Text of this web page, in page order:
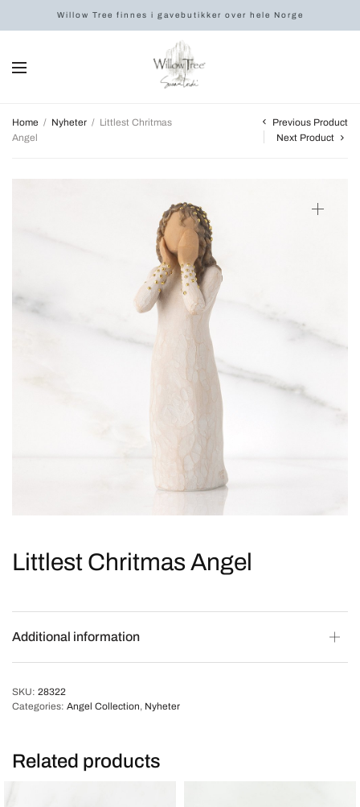
Willow Tree finnes i gavebutikker over hele Norge
Home / Nyheter / Littlest Chritmas
Angel
Previous Product
Next Product
Littlest Chritmas Angel
Additional information
SKU: 28322
Categories: Angel Collection, Nyheter
Related products